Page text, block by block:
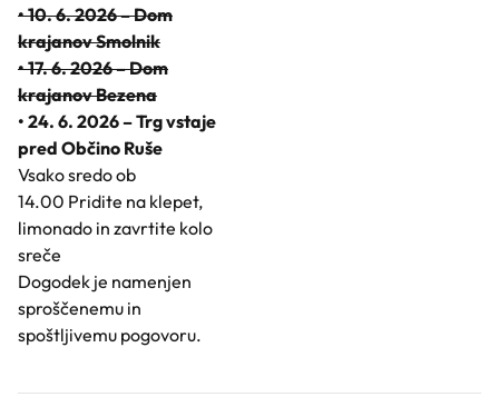
• 10. 6. 2026 – Dom
krajanov Smolnik
• 17. 6. 2026 – Dom
krajanov Bezena
• 24. 6. 2026 – Trg vstaje
pred Občino Ruše
Vsako sredo ob
14.00 Pridite na klepet,
limonado in zavrtite kolo
sreče
Dogodek je namenjen
sproščenemu in
spoštljivemu pogovoru.